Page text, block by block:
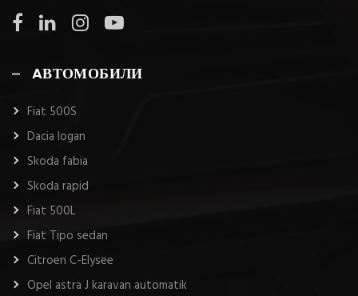
AВТОМОБИЛИ
Fiat 500S
Dacia logan
Skoda fabia
Skoda rapid
Fiat 500L
Fiat Tipo sedan
Citroen C-Elysee
Opel astra J karavan automatik